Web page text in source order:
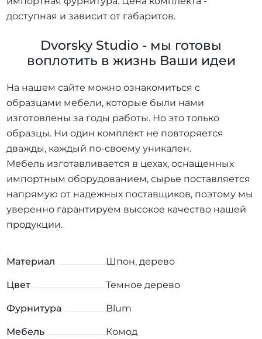
доступная и зависит от габаритов.
Dvorsky Studio - мы готовы
воплотить в жизнь Ваши идеи
На нашем сайте можно ознакомиться с
образцами мебели, которые были нами
изготовлены за годы работы. Но это только
образцы. Ни один комплект не повторяется
дважды, каждый по-своему уникален.
Мебель изготавливается в цехах, оснащенных
импортным оборудованием, сырье поставляется
напрямую от надежных поставщиков, поэтому мы
уверенно гарантируем высокое качество нашей
продукции.
Материал Шпон, дерево
Цвет Темное дерево
Фурнитура Blum
Мебель Комод